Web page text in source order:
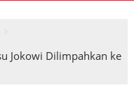
Jokowi Dilimpahkan ke